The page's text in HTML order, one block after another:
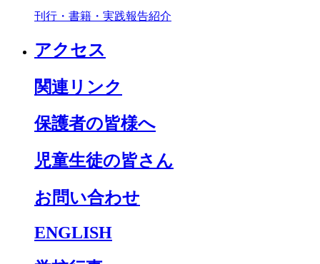
刊行・書籍・実践報告紹介
アクセス
関連リンク
保護者の皆様へ
児童生徒の皆さん
お問い合わせ
ENGLISH